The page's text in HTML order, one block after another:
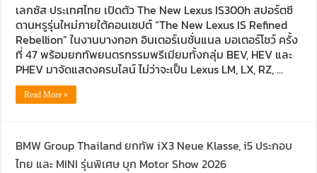
เลกซัส ประเทศไทย เปิดตัว The New Lexus IS300h สปอร์ตซี
ดานหรูรุ่นใหม่ภายใต้คอนเซปต์ “The New Lexus IS Refined
Rebellion” ในงานบางกอก อินเตอร์เนชั่นแนล มอเตอร์โชว์ ครั้ง
ที่ 47 พร้อมยกทัพยนตรกรรมพรีเมียมทั้งกลุ่ม BEV, HEV และ
PHEV มาจัดแสดงครบไลน์ ไม่ว่าจะเป็น Lexus LM, LX, RZ, …
Read More »
BMW Group Thailand ยกทัพ iX3 Neue Klasse, i5 ประกอบ
ไทย และ MINI รุ่นพิเศษ บุก Motor Show 2026